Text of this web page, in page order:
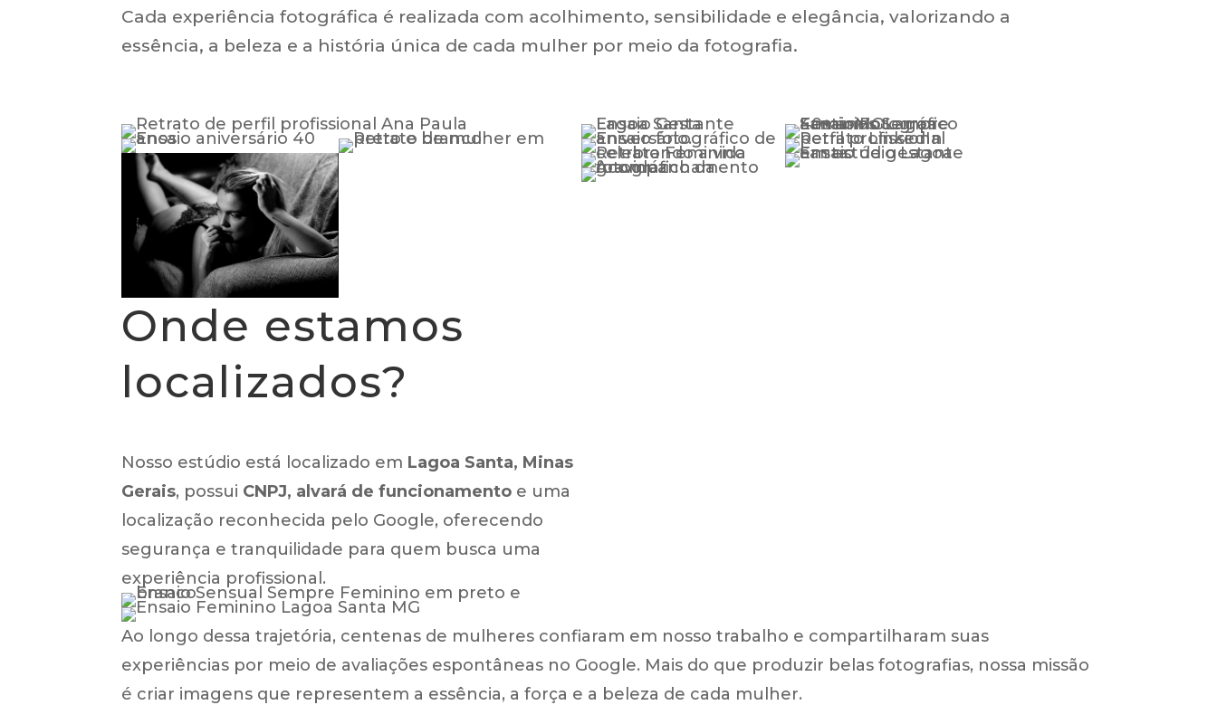
Cada experiência fotográfica é realizada com acolhimento, sensibilidade e elegância, valorizando a
essência, a beleza e a história única de cada mulher por meio da fotografia.
Onde estamos
localizados?
Nosso estúdio está localizado em Lagoa Santa, Minas
Gerais, possui CNPJ, alvará de funcionamento e uma
localização reconhecida pelo Google, oferecendo
segurança e tranquilidade para quem busca uma
experiência profissional.
Ao longo dessa trajetória, centenas de mulheres confiaram em nosso trabalho e compartilharam suas
experiências por meio de avaliações espontâneas no Google. Mais do que produzir belas fotografias, nossa missão
é criar imagens que representem a essência, a força e a beleza de cada mulher.